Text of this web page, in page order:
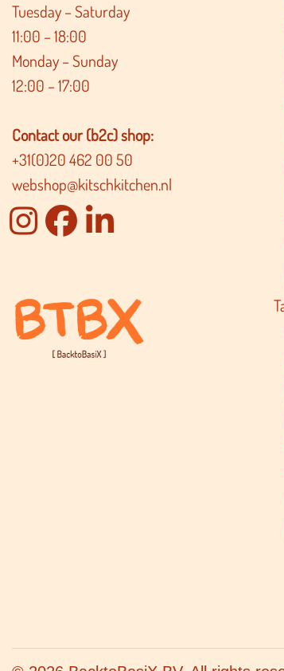
Tuesday – Saturday
11:00 – 18:00
Monday – Sunday
12:00 – 17:00
Contact our (b2c) shop:
+31(0)20 462 00 50
webshop@kitschkitchen.nl